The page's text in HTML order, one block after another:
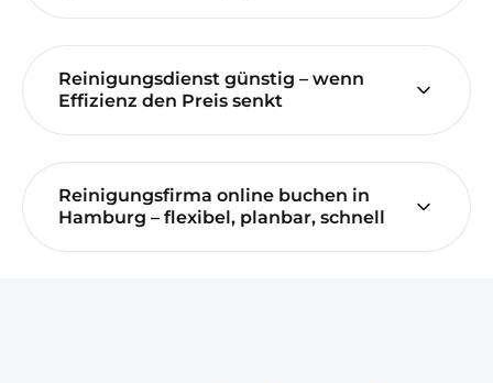
Reinigungsdienst günstig – wenn
Effizienz den Preis senkt
Reinigungsfirma online buchen in
Hamburg – flexibel, planbar, schnell